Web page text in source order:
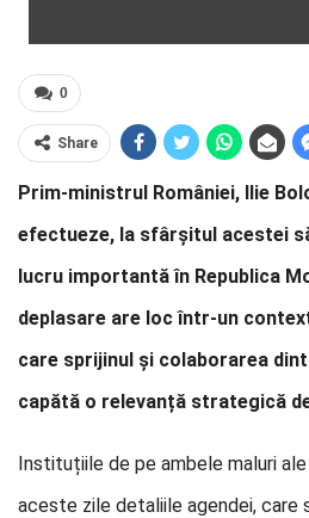
0
Share
Prim-ministrul României, Ilie
efectueze, la sfârșitul acestei
lucru importantă în Republica
deplasare are loc într-un
care sprijinul și colaborarea
capătă o relevanță strategică
Instituțiile de pe ambele maluri
aceste zile detaliile agendei, care